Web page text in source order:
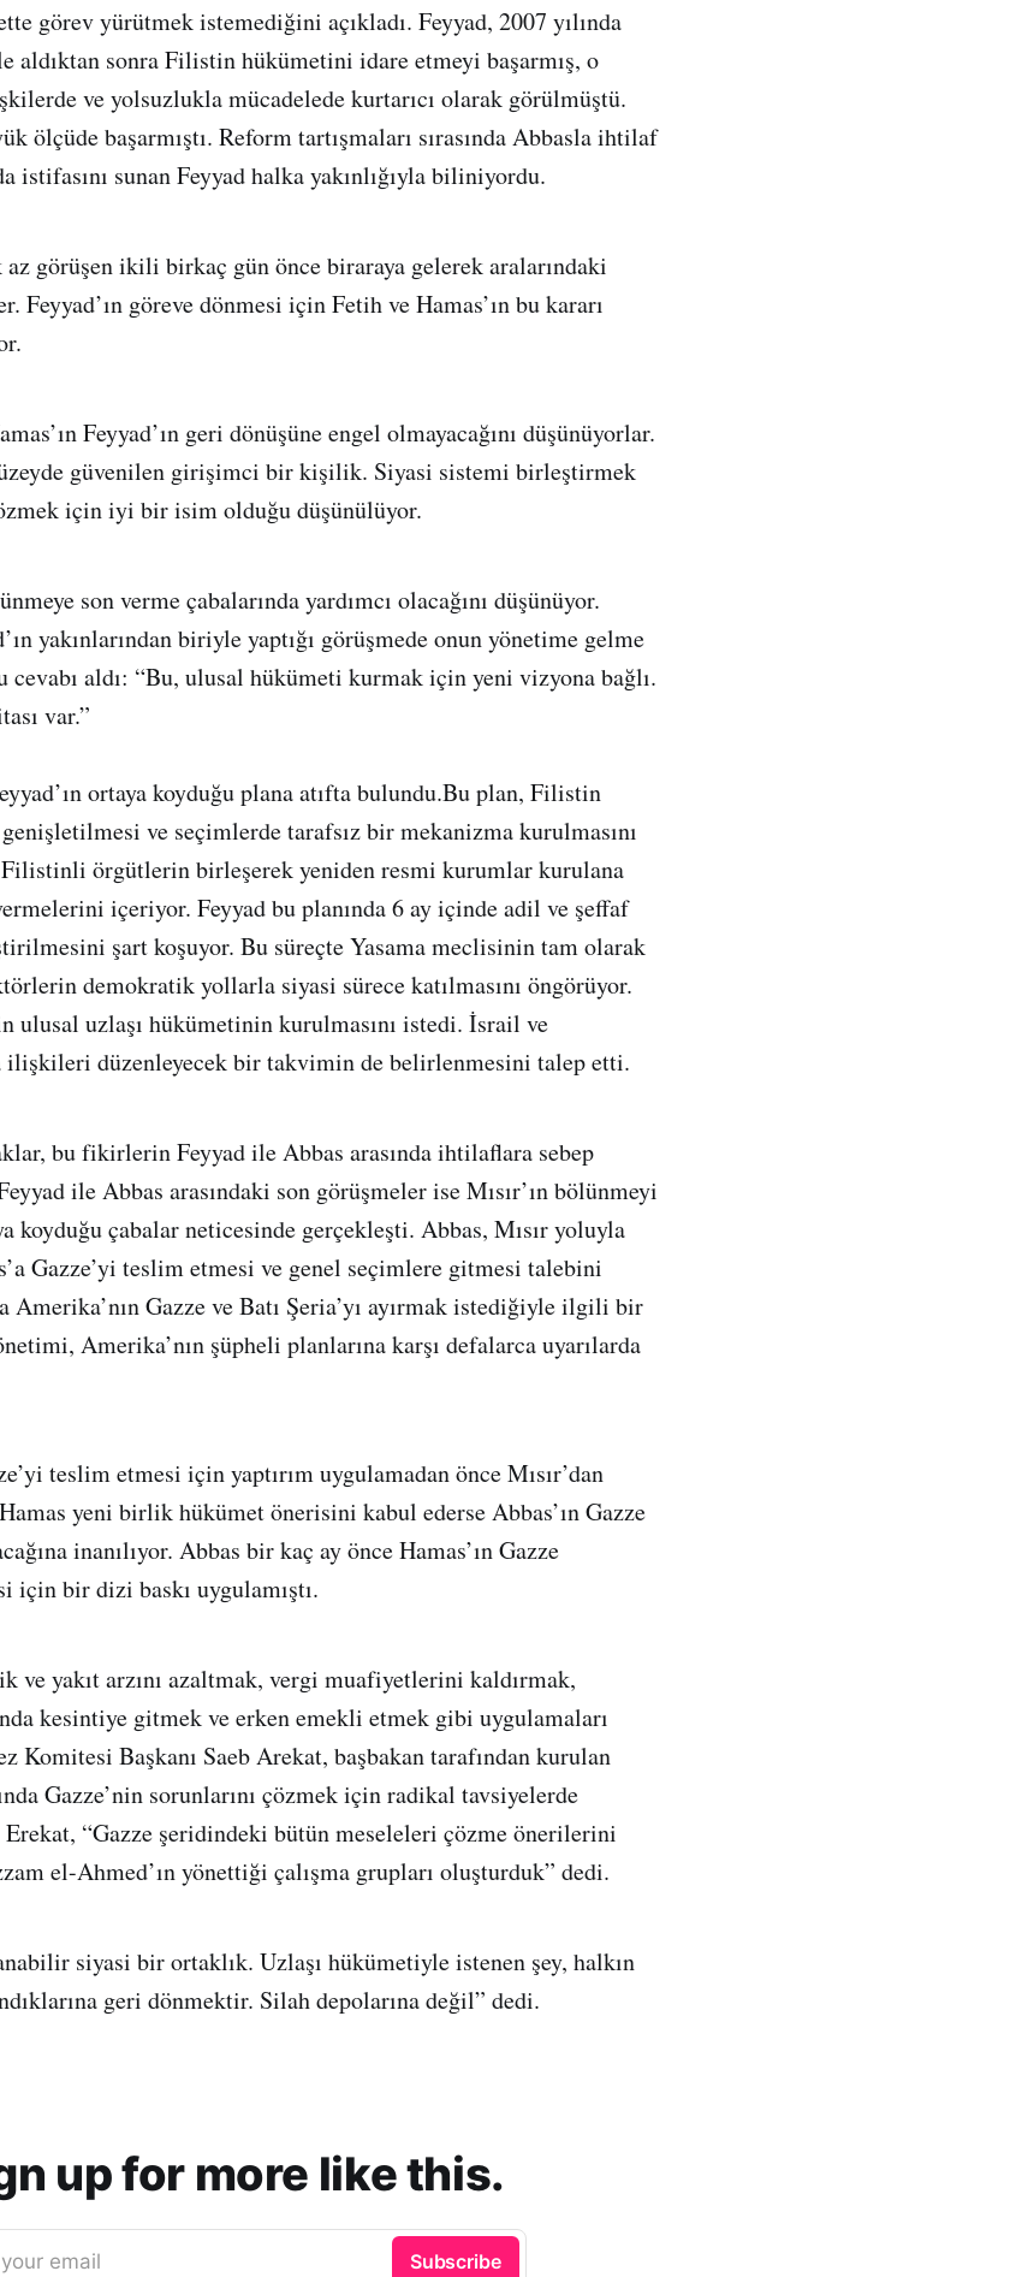
görev yürütmek istemediğini açıkladı. Feyyad, 2007 yılında
aldıktan sonra Filistin hükümetini idare etmeyi başarmış, o
ve yolsuzlukla mücadelede kurtarıcı olarak görülmüştü.
ölçüde başarmıştı. Reform tartışmaları sırasında Abbasla ihtilaf
istifasını sunan Feyyad halka yakınlığıyla biliniyordu.
görüşen ikili birkaç gün önce biraraya gelerek aralarındaki
Feyyad’ın göreve dönmesi için Fetih ve Hamas’ın bu kararı
Feyyad’ın geri dönüşüne engel olmayacağını düşünüyorlar.
güvenilen girişimci bir kişilik. Siyasi sistemi birleştirmek
için iyi bir isim olduğu düşünülüyor.
son verme çabalarında yardımcı olacağını düşünüyor.
yakınlarından biriyle yaptığı görüşmede onun yönetime gelme
aldı: “Bu, ulusal hükümeti kurmak için yeni vizyona bağlı.
var.”
ortaya koyduğu plana atıfta bulundu.Bu plan, Filistin
ve seçimlerde tarafsız bir mekanizma kurulmasını
Filistinli örgütlerin birleşerek yeniden resmi kurumlar kurulana
içeriyor. Feyyad bu planında 6 ay içinde adil ve şeffaf
şart koşuyor. Bu süreçte Yasama meclisinin tam olarak
demokratik yollarla siyasi sürece katılmasını öngörüyor.
ulusal uzlaşı hükümetinin kurulmasını istedi. İsrail ve
ilişkileri düzenleyecek bir takvimin de belirlenmesini talep etti.
bu fikirlerin Feyyad ile Abbas arasında ihtilaflara sebep
ile Abbas arasındaki son görüşmeler ise Mısır’ın bölünmeyi
koyduğu çabalar neticesinde gerçekleşti. Abbas, Mısır yoluyla
Gazze’yi teslim etmesi ve genel seçimlere gitmesi talebini
Amerika’nın Gazze ve Batı Şeria’yı ayırmak istediğiyle ilgili bir
Amerika’nın şüpheli planlarına karşı defalarca uyarılarda
teslim etmesi için yaptırım uygulamadan önce Mısır’dan
yeni birlik hükümet önerisini kabul ederse Abbas’ın Gazze
inanılıyor. Abbas bir kaç ay önce Hamas’ın Gazze
için bir dizi baskı uygulamıştı.
ve yakıt arzını azaltmak, vergi muafiyetlerini kaldırmak,
kesintiye gitmek ve erken emekli etmek gibi uygulamaları
Komitesi Başkanı Saeb Arekat, başbakan tarafından kurulan
Gazze’nin sorunlarını çözmek için radikal tavsiyelerde
Erekat, “Gazze şeridindeki bütün meseleleri çözme önerilerini
el-Ahmed’ın yönettiği çalışma grupları oluşturduk” dedi.
siyasi bir ortaklık. Uzlaşı hükümetiyle istenen şey, halkın
geri dönmektir. Silah depolarına değil” dedi.
up for more like this.
email Subscribe